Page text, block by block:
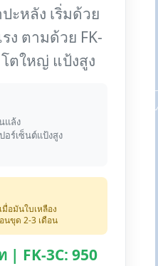
ะหลัง เริ่มด้วย
ง ตามด้วย FK-
ตใหญ่ แป้งสูง
แล้ง
อร์เซ็นต์แป้งสูง
มื่อมันใบเหลือง
นขุด 2-3 เดือน
| FK-3C: 950